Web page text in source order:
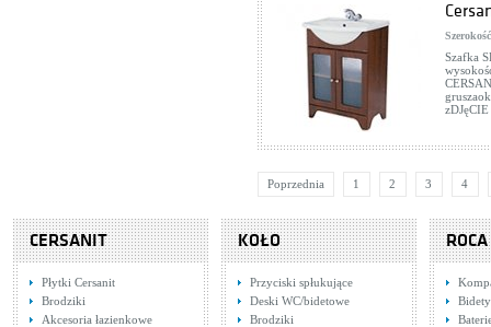
Szafka
Poprzednia 1 2 3 4
CERSANIT
Płytki Cersanit
Brodziki
Akcesoria łazienkowe
KOŁO
Przyciski spłukujące
Deski WC/bidetowe
Brodziki
ROCA
Bidety